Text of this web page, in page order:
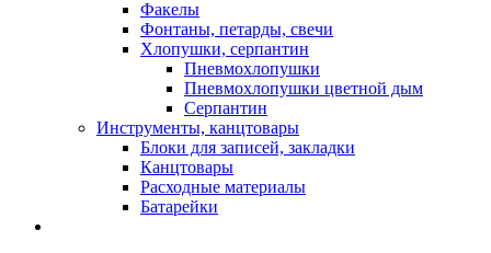
Факелы
Фонтаны, петарды, свечи
Хлопушки, серпантин
Пневмохлопушки
Пневмохлопушки цветной дым
Серпантин
Инструменты, канцтовары
Блоки для записей, закладки
Канцтовары
Расходные материалы
Батарейки